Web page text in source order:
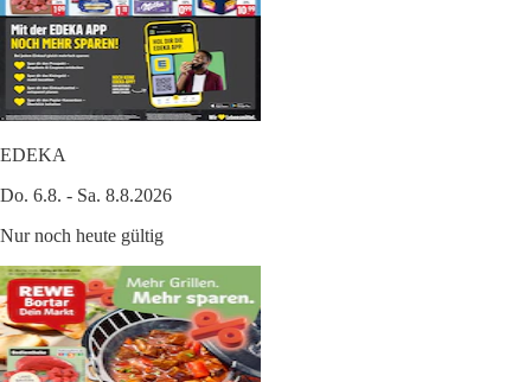
EDEKA
Do. 6.8. - Sa. 8.8.2026
Nur noch heute gültig